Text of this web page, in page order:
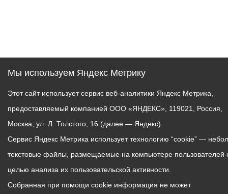
Мы используем Яндекс Метрику
Этот сайт использует сервис веб-аналитики Яндекс Метрика,
предоставляемый компанией ООО «ЯНДЕКС», 119021, Россия,
Москва, ул. Л. Толстого, 16 (далее — Яндекс).
Сервис Яндекс Метрика использует технологию “cookie” —
текстовые файлы, размещаемые на компьютере пользователей
целью анализа их пользовательской активности.
Собранная при помощи cookie информация не может